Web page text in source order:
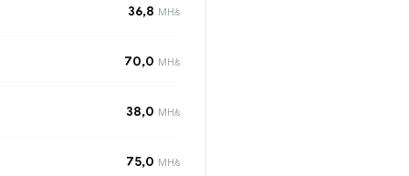
36,8 MH/s
70,0 MH/s
38,0 MH/s
75,0 MH/s